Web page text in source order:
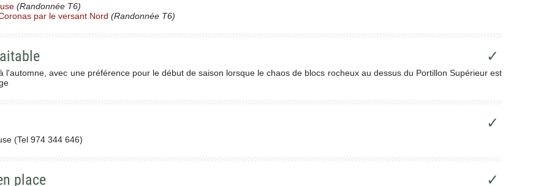
(Randonnée T6)
par le versant Nord (Randonnée T6)
✓
l'automne, avec une préférence pour le début de saison lorsque le chaos de blocs rocheux au dessus du Portillon Supérieur est
✓
(Tel 974 344 646)
place ✓